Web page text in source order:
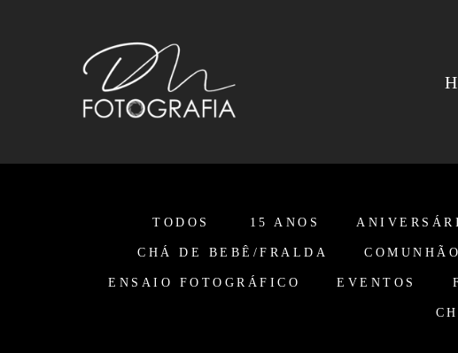
TODOS 15 ANOS
CHÁ DE BEBÊ/FRALDA
ENSAIO FOTOGRÁFICO EVENTOS